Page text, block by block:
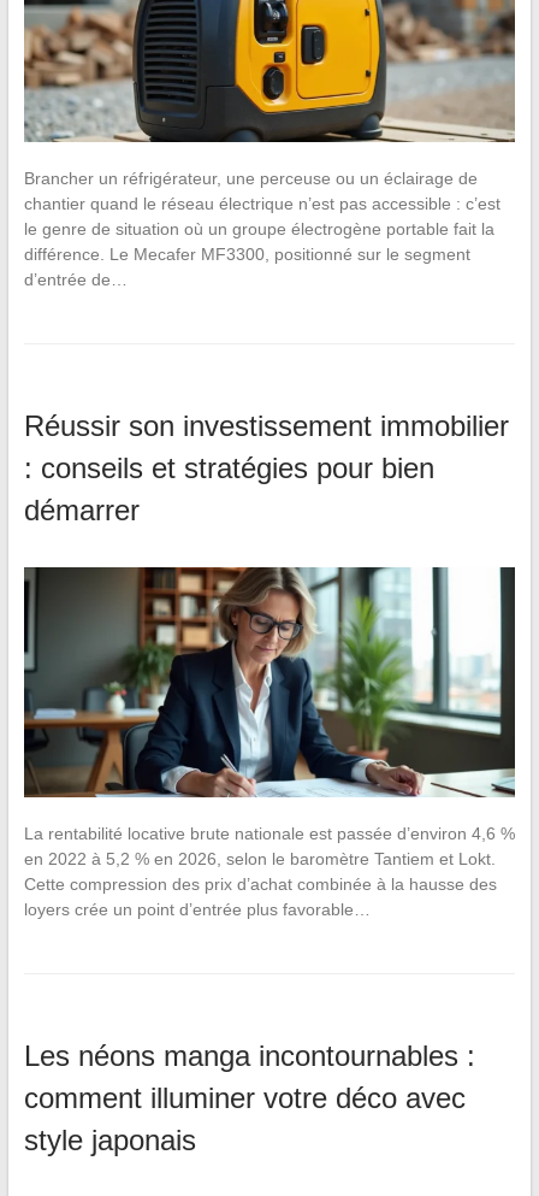
Brancher un réfrigérateur, une perceuse ou un éclairage de
chantier quand le réseau électrique n’est pas accessible : c’est
le genre de situation où un groupe électrogène portable fait la
différence. Le Mecafer MF3300, positionné sur le segment
d’entrée de…
Réussir son investissement immobilier
: conseils et stratégies pour bien
démarrer
La rentabilité locative brute nationale est passée d’environ 4,6 %
en 2022 à 5,2 % en 2026, selon le baromètre Tantiem et Lokt.
Cette compression des prix d’achat combinée à la hausse des
loyers crée un point d’entrée plus favorable…
Les néons manga incontournables :
comment illuminer votre déco avec
style japonais